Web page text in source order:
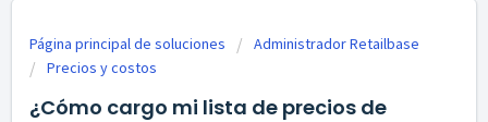
Página principal de soluciones
Administrador Retailbase
Precios y costos
¿Cómo cargo mi lista de precios de